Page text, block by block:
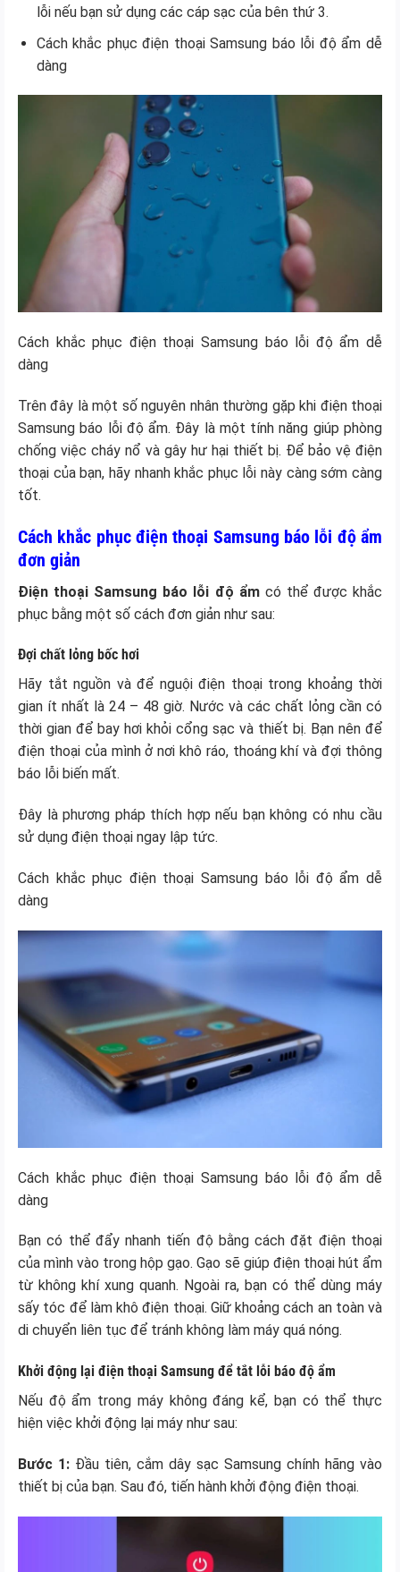
lỗi nếu bạn sử dụng các cáp sạc của bên thứ 3.
Cách khắc phục điện thoại Samsung báo lỗi độ ẩm dễ
dàng
Cách khắc phục điện thoại Samsung báo lỗi độ ẩm dễ
dàng
Trên đây là một số nguyên nhân thường gặp khi điện thoại
Samsung báo lỗi độ ẩm. Đây là một tính năng giúp phòng
chống việc cháy nổ và gây hư hại thiết bị. Để bảo vệ điện
thoại của bạn, hãy nhanh khắc phục lỗi này càng sớm càng
tốt.
Cách khắc phục điện thoại Samsung báo lỗi độ ẩm
đơn giản
Điện thoại Samsung báo lỗi độ ẩm có thể được khắc
phục bằng một số cách đơn giản như sau:
Đợi chất lỏng bốc hơi
Hãy tắt nguồn và để nguội điện thoại trong khoảng thời
gian ít nhất là 24 – 48 giờ. Nước và các chất lỏng cần có
thời gian để bay hơi khỏi cổng sạc và thiết bị. Bạn nên để
điện thoại của mình ở nơi khô ráo, thoáng khí và đợi thông
báo lỗi biến mất.
Đây là phương pháp thích hợp nếu bạn không có nhu cầu
sử dụng điện thoại ngay lập tức.
Cách khắc phục điện thoại Samsung báo lỗi độ ẩm dễ
dàng
Cách khắc phục điện thoại Samsung báo lỗi độ ẩm dễ
dàng
Bạn có thể đẩy nhanh tiến độ bằng cách đặt điện thoại
của mình vào trong hộp gạo. Gạo sẽ giúp điện thoại hút ẩm
từ không khí xung quanh. Ngoài ra, bạn có thể dùng máy
sấy tóc để làm khô điện thoại. Giữ khoảng cách an toàn và
di chuyển liên tục để tránh không làm máy quá nóng.
Khởi động lại điện thoại Samsung để tắt lỗi báo độ ẩm
Nếu độ ẩm trong máy không đáng kể, bạn có thể thực
hiện việc khởi động lại máy như sau:
Bước 1: Đầu tiên, cắm dây sạc Samsung chính hãng vào
thiết bị của bạn. Sau đó, tiến hành khởi động điện thoại.